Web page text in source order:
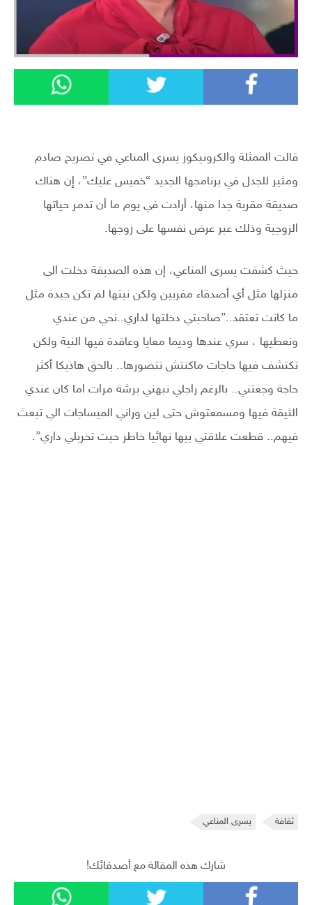
قالت الممثلة والكرونيكوز يسرى المناعي في تصريح صادم
ومثير للجدل في برنامجها الجديد “خميس عليك”، إن هناك
صديقة مقربة جدا منها، أرادت في يوم ما أن تدمر حياتها
الزوجية وذلك عبر عرض نفسها على زوجها.
حيث كشفت يسرى المناعي، إن هذه الصديقة دخلت الى
منزلها مثل أي أصدقاء مقربين ولكن نيتها لم تكن جيدة مثل
ما كانت تعتقد..”صاحبتي دخلتها لداري..نحي من عندي
ونعطيها ، سري عندها وديما معايا وعاقدة فيها النية ولكن
تكتشف فيها حاجات ماكنتش تتصورها.. بالحق هاذيكا أكثر
حاجة وجعتني.. بالرغم راجلي نبهني برشة مرات اما كان عندي
الثيقة فيها ومسمعتوش حتى لين وراني الميساجات الي تبعث
فيهم.. قطعت علاقتي بيها نهائيا خاطر حبت تخربلي داري”.
ثقافة يسرى المناعي
شارك هذه المقالة مع أصدقائك!